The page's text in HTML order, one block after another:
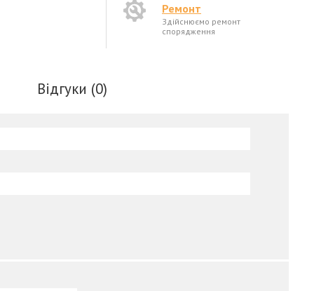
Ремонт
Здійснюємо ремонт
спорядження
Відгуки (0)